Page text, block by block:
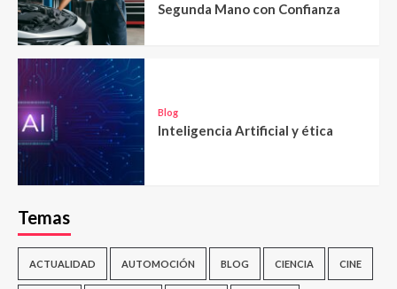
Segunda Mano con Confianza
Blog
Inteligencia Artificial y ética
Temas
ACTUALIDAD AUTOMOCIÓN BLOG CIENCIA CINE